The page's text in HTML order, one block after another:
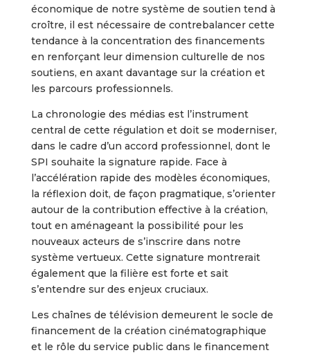
économique de notre système de soutien tend à
croître, il est nécessaire de contrebalancer cette
tendance à la concentration des financements
en renforçant leur dimension culturelle de nos
soutiens, en axant davantage sur la création et
les parcours professionnels.
La chronologie des médias est l’instrument
central de cette régulation et doit se moderniser,
dans le cadre d’un accord professionnel, dont le
SPI souhaite la signature rapide. Face à
l’accélération rapide des modèles économiques,
la réflexion doit, de façon pragmatique, s’orienter
autour de la contribution effective à la création,
tout en aménageant la possibilité pour les
nouveaux acteurs de s’inscrire dans notre
système vertueux. Cette signature montrerait
également que la filière est forte et sait
s’entendre sur des enjeux cruciaux.
Les chaînes de télévision demeurent le socle de
financement de la création cinématographique
et le rôle du service public dans le financement